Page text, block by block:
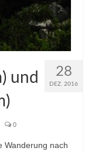
28
DEZ. 2016
und
0
Wanderung nach